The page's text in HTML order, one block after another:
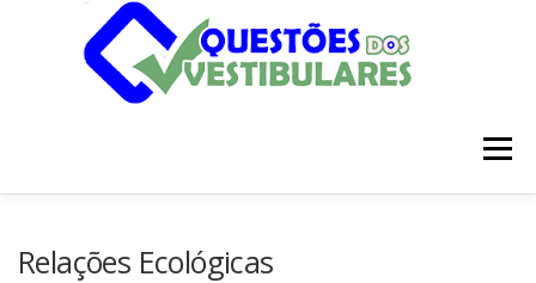
Menu
Relações Ecológicas